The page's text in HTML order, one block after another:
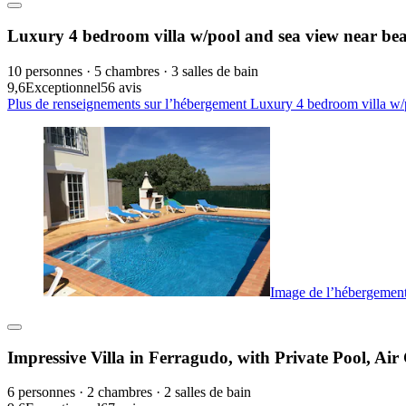
Luxury 4 bedroom villa w/pool and sea view near
10 personnes · 5 chambres · 3 salles de bain
9,6Exceptionnel56 avis
Plus de renseignements sur l’hébergement Luxury 4 bedroom villa
Image de
Impressive Villa in Ferragudo, with Private Pool,
6 personnes · 2 chambres · 2 salles de bain